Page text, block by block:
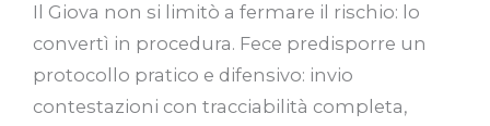
Il Giova non si limitò a fermare il rischio: lo
convertì in procedura. Fece predisporre un
protocollo pratico e difensivo: invio
contestazioni con tracciabilità completa,